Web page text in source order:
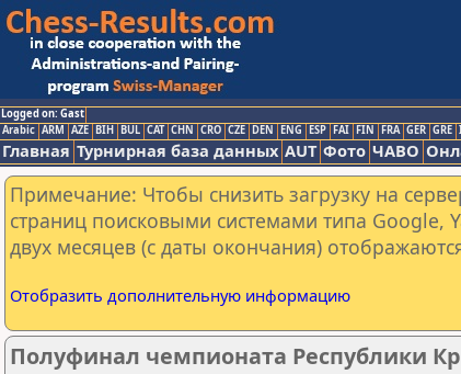
Logged on: Gast
Arabic ARM AZE BIH BUL CAT CHN CRO CZE DEN ENG ESP FAI FIN FRA GER GRE
Главная Турнирная база данных AUT Фото ЧАВО
Примечание: Чтобы снизить загрузку на
страниц поисковыми системами типа Google,
двух месяцев (с даты окончания)
Отобразить дополнительную информацию
Полуфинал чемпионата Республики